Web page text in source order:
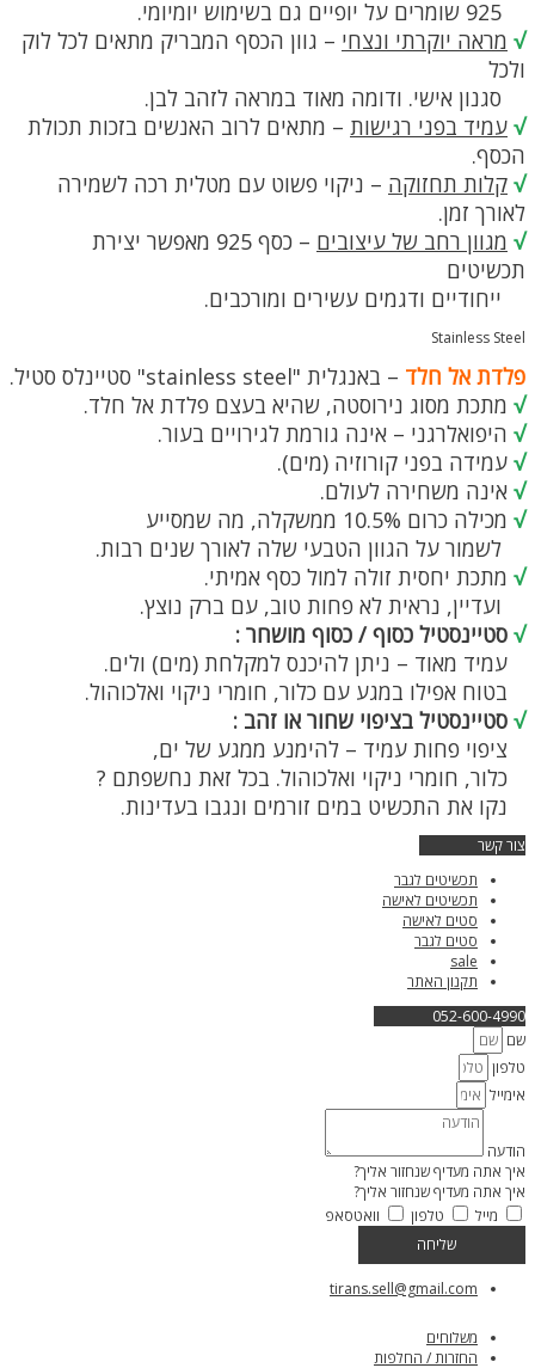
√ מראה יוקרתי ונצחי – גוון הכסף המבריק מתאים לכל לוק
ולכל
סגנון אישי. ודומה מאוד במראה לזהב לבן.
√ עמיד בפני רגישות – מתאים לרוב האנשים בזכות תכולת
הכסף.
√ קלות תחזוקה – ניקוי פשוט עם מטלית רכה לשמירה
לאורך זמן.
√ מגוון רחב של עיצובים
– כסף 925 מאפשר יצירת
תכשיטים
ייחודיים ודגמים עשירים ומורכבים.
Stainless Steel
פלדת אל חלד – באנגלית "stainless steel" סטיינלס סטיל.
√ מתכת מסוג נירוסטה, שהיא בעצם פלדת אל חלד.
√ היפואלרגני – אינה גורמת לגירויים בעור.
√ עמידה בפני קורוזיה (מים).
√ אינה משחירה לעולם.
√ מכילה כרום 10.5% ממשקלה, מה שמסייע
לשמור על הגוון הטבעי שלה לאורך שנים רבות.
√ מתכת יחסית זולה למול כסף אמיתי.
ועדיין, נראית לא פחות טוב, עם ברק נוצץ.
√ סטיינסטיל כסוף / כסוף מושחר :
עמיד מאוד – ניתן להיכנס למקלחת (מים) ולים.
בטוח אפילו במגע עם כלור, חומרי ניקוי ואלכוהול.
√ סטיינסטיל בציפוי שחור או זהב :
ציפוי פחות עמיד – להימנע ממגע של ים,
כלור, חומרי ניקוי ואלכוהול. בכל זאת נחשפתם ?
נקו את התכשיט במים זורמים ונגבו בעדינות.
צור קשר
תכשיטים לגבר
תכשיטים לאישה
סטים לאישה
סטים לגבר
sale
תקנון האתר
052-600-4990
שם
טלפון
אימייל
הודעה
איך אתה מעדיף שנחזור אליך?
איך אתה מעדיף שנחזור אליך?
מייל
טלפון
וואטסאפ
שליחה
tirans.sell@gmail.com
משלוחים
החזרות / החלפות